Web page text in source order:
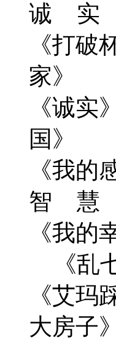
诚 实
《打
家》
《诚
国》
《
智 慧
《我
《乱
《艾
大房子》